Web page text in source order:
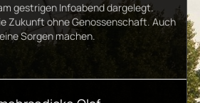
gestrigen Infoabend dargelegt.
Zukunft ohne Genossenschaft. Auch
Sorgen machen.